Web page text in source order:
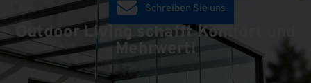
Outdoor Living schafft Komfort und
Mehrwert!
Schreiben Sie uns